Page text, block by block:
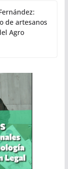
de artesanos
Agro